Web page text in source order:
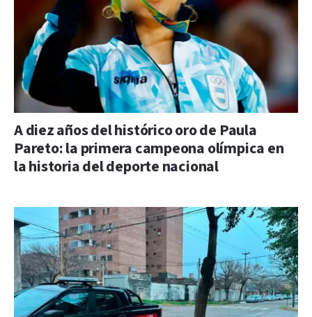
A diez años del histórico oro de Paula
Pareto: la primera campeona olímpica en
la historia del deporte nacional